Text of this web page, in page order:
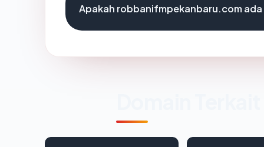
Apakah robbanifmpekanbaru.com